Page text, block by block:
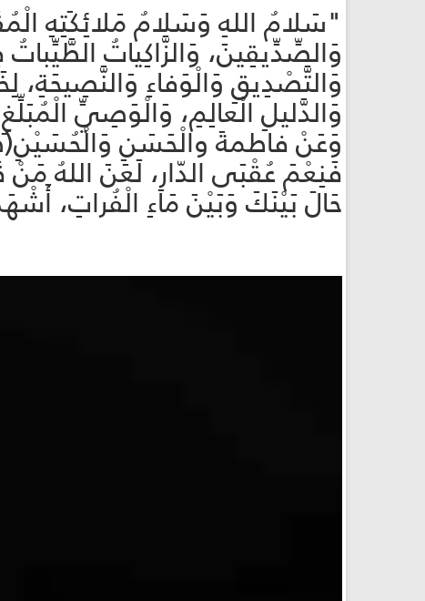
"سَلامُ اللهِ وَسَلامُ مَلائِكَتِهِ
وَالصِّدِّيقِينَ، وَالزَّاكِياتُ
وَالتَّصْدِيقِ وَالْوَفاءِ وَالنَّصِيحَةِ،
وَالدَّليلِ الْعالِمِ، وَالْوَصِيِّ
وَعَنْ فاطمةَ والْحَسَنِ
فَنِعْمَ عُقْبَى الدّارِ، لَعَنَ اللهُ
حَالَ بَيْنَكَ وَبَيْنَ مَاءِ الْفُراتِ،